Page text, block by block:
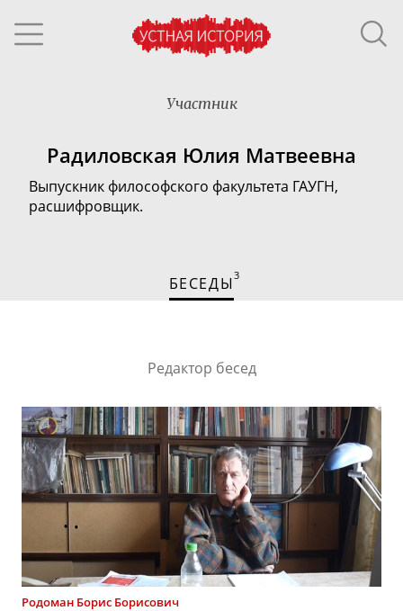
Участник
Радиловская Юлия Матвеевна
Выпускник философского факультета ГАУГН,
расшифровщик.
БЕСЕДЫ3
Редактор бесед
Родоман Борис Борисович